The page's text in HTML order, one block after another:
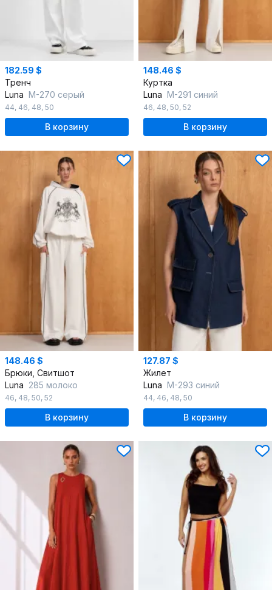
182.59 $
Тренч
Luna М-270 серый
44, 46, 48, 50
В корзину
148.46 $
Куртка
Luna М-291 синий
46, 48, 50, 52
В корзину
148.46 $
Брюки, Свитшот
Luna 285 молоко
46, 48, 50, 52
В корзину
127.87 $
Жилет
Luna М-293 синий
44, 46, 48, 50
В корзину